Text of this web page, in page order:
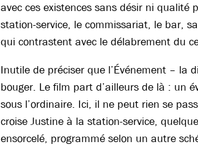
avec ces existences sans désir ni qualité
station-service, le commissariat, le bar,
qui contrastent avec le délabrement du
Inutile de préciser que l’Événement –
bouger. Le film part d’ailleurs de là : un
sous l’ordinaire. Ici, il ne peut rien se
croise Justine à la station-service,
ensorcelé, programmé selon un autre